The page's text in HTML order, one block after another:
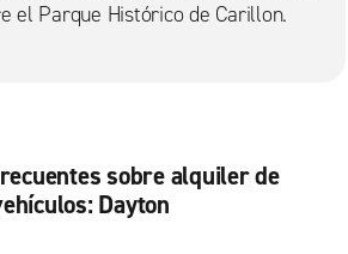
el Parque Histórico de Carillon.
sobre alquiler de
Dayton